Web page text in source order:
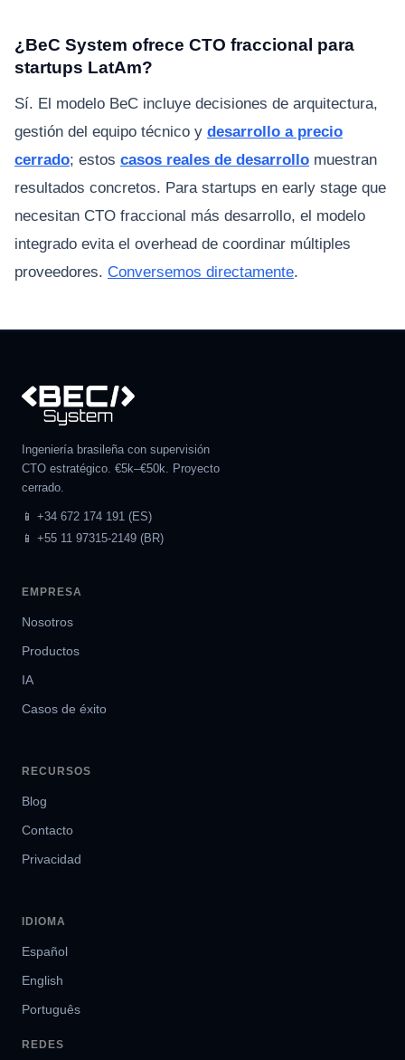
¿BeC System ofrece CTO fraccional para
startups LatAm?
Sí. El modelo BeC incluye decisiones de arquitectura,
gestión del equipo técnico y desarrollo a precio
cerrado; estos casos reales de desarrollo muestran
resultados concretos. Para startups en early stage que
necesitan CTO fraccional más desarrollo, el modelo
integrado evita el overhead de coordinar múltiples
proveedores. Conversemos directamente.
Ingeniería brasileña con supervisión
CTO estratégico. €5k–€50k. Proyecto
cerrado.
📱 +34 672 174 191 (ES)
📱 +55 11 97315-2149 (BR)
EMPRESA
Nosotros
Productos
IA
Casos de éxito
RECURSOS
Blog
Contacto
Privacidad
IDIOMA
Español
English
Português
REDES